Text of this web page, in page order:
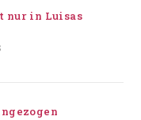
nur in Luisas